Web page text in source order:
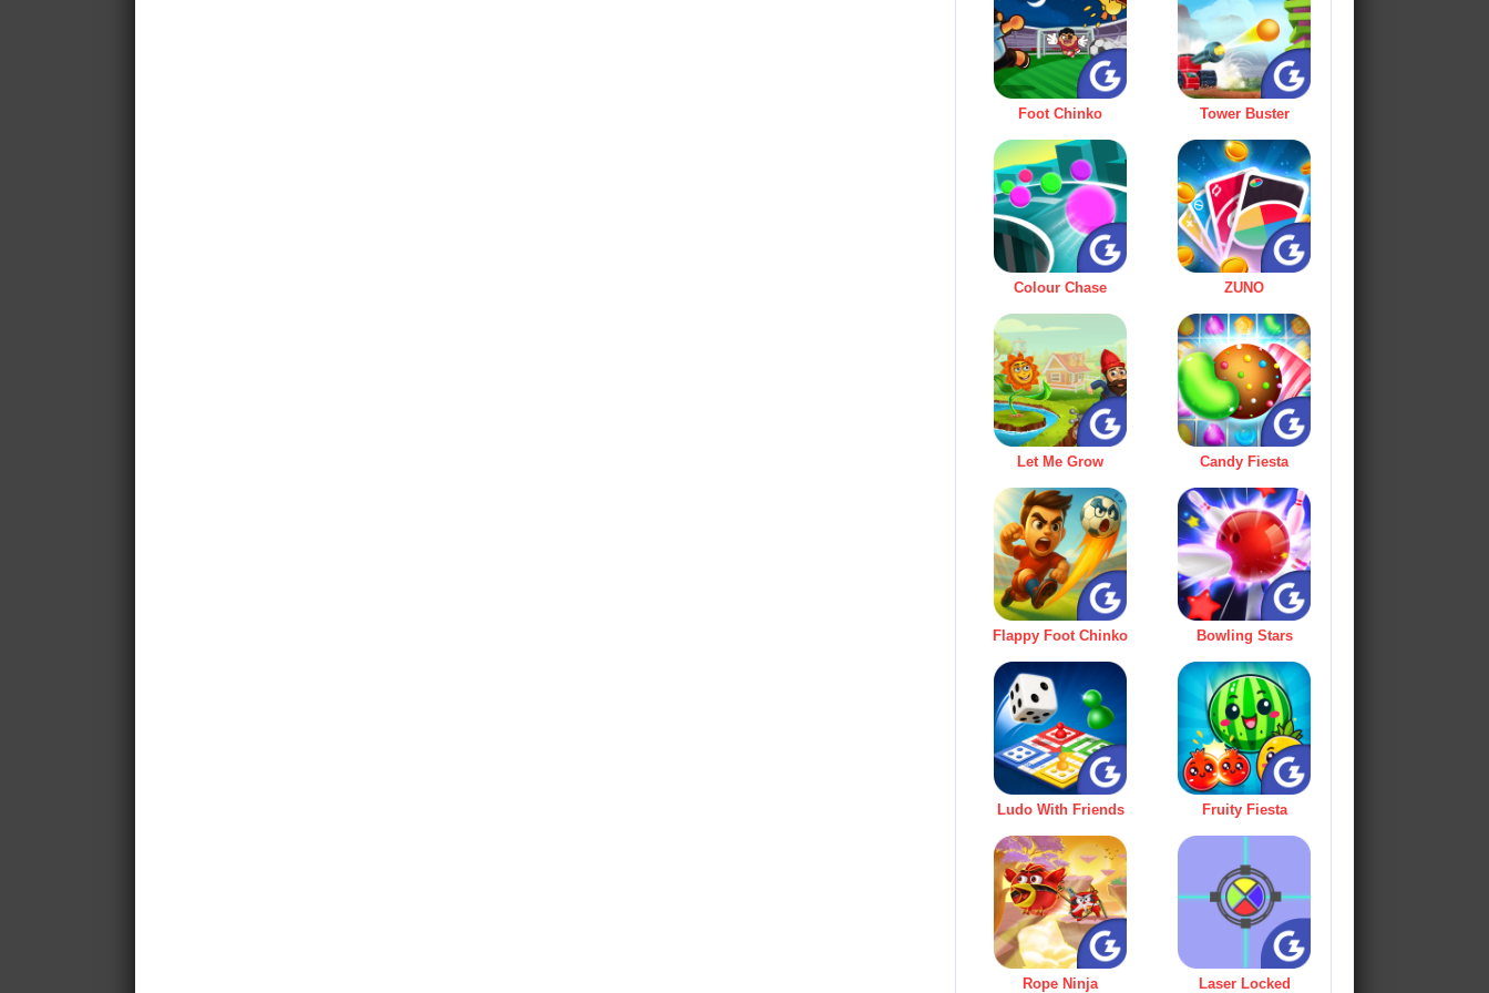
Foot Chinko Tower Buster
Colour Chase ZUNO
Let Me Grow Candy Fiesta
Flappy Foot Chinko Bowling Stars
Ludo With Friends Fruity Fiesta
Rope Ninja Laser Locked